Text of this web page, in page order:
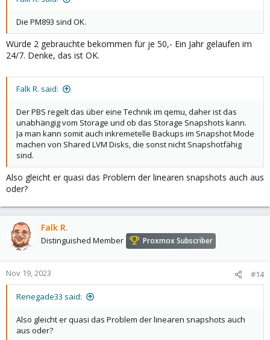
Die PM893 sind OK.
Würde 2 gebrauchte bekommen für je 50,- Ein Jahr gelaufen im
24/7. Denke, das ist OK.
Falk R. said:
Der PBS regelt das über eine Technik im qemu, daher ist das
unabhängig vom Storage und ob das Storage Snapshots kann.
Ja man kann somit auch inkremetelle Backups im Snapshot Mode
machen von Shared LVM Disks, die sonst nicht Snapshotfähig
sind.
Also gleicht er quasi das Problem der linearen snapshots auch aus
oder?
Falk R.
Distinguished Member Proxmox Subscriber
Nov 19, 2023 #14
Renegade33 said:
Also gleicht er quasi das Problem der linearen snapshots auch
aus oder?